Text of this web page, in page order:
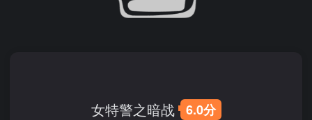
女特警之暗战 6.0分